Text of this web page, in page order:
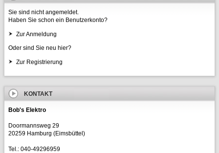
Sie sind nicht angemeldet.
Haben Sie schon ein Benutzerkonto?
Zur Anmeldung
Oder sind Sie neu hier?
Zur Registrierung
KONTAKT
Bob's Elektro
Doormannsweg 29
20259 Hamburg (Eimsbüttel)
Tel.: 040-49296959